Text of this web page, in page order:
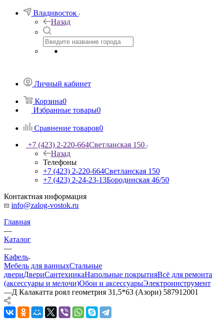
Владивосток
Назад
Личный кабинет
Корзина0
Избранные товары0
Сравнение товаров0
+7 (423) 2-220-664Светланская 150
Назад
Телефоны
+7 (423) 2-220-664Светланская 150
+7 (423) 2-24-23-13Бородинская 46/50
Контактная информация
info@zalog-vostok.ru
Главная
—
Каталог
—
Кафель
Мебель для ванныхСтальные
двериДвериСантехникаНапольные покрытияВсё для ремонта
(аксессуары и мелочи)Обои и аксессуарыЭлектроинструмент
—Д Калакатта роял геометрия 31,5*63 (Азори) 587912001